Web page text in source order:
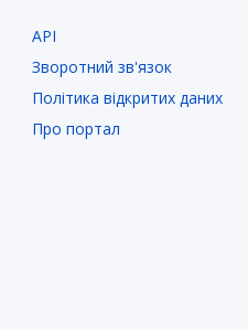
API
Зворотний зв'язок
Політика відкритих даних
Про портал